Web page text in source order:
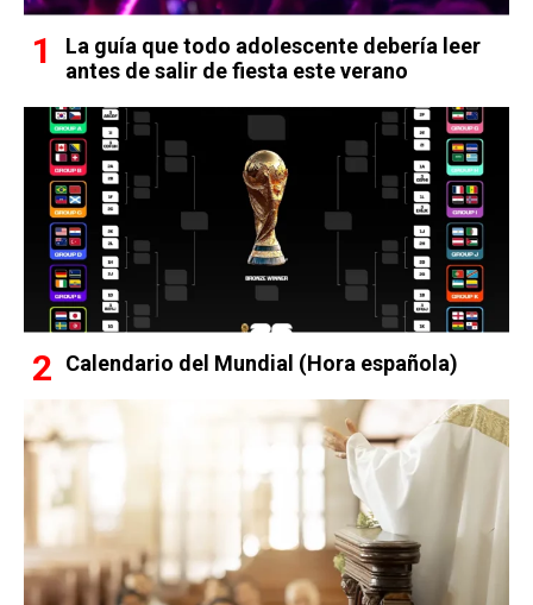
La guía que todo adolescente debería leer
antes de salir de fiesta este verano
Calendario del Mundial (Hora española)